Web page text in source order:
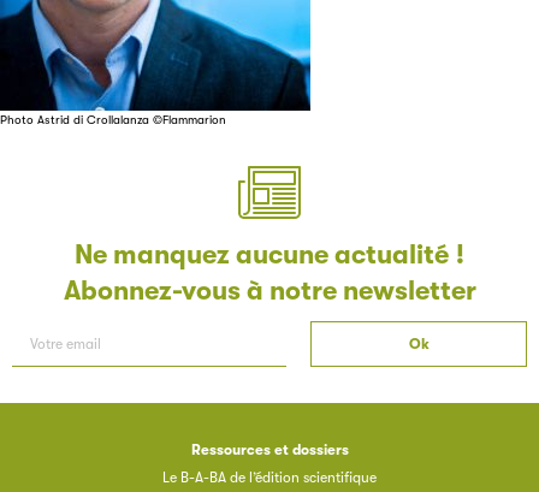
Photo Astrid di Crollalanza ©Flammarion
Ne manquez aucune actualité !
Abonnez-vous à notre newsletter
Ressources et dossiers
Le B-A-BA de l’édition scientifique
de la filière du livre. Suivez les ventes de vos ouvrages grâce
Filéas.